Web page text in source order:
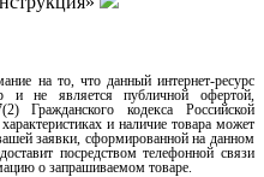
на то, что данный интернет-ресурс
и не является публичной офертой,
Гражданского кодекса Российской
и наличие товара может
заявки, сформированной на данном
посредством телефонной связи
о запрашиваемом товаре.